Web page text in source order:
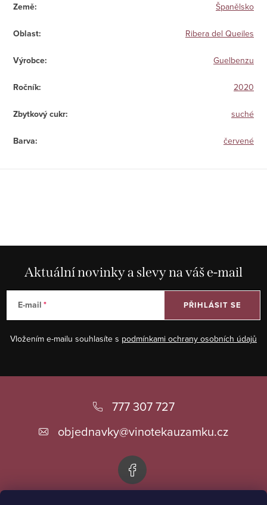
Země: Španělsko
Oblast: Ribera del Queiles
Výrobce: Guelbenzu
Ročník: 2020
Zbytkový cukr: suché
Barva: červené
Aktuální novinky a slevy na váš e-mail
E-mail
Vložením e-mailu souhlasíte s podmínkami ochrany osobních údajů
PŘIHLÁSIT SE
777 307 727
objednavky@vinotekauzamku.cz